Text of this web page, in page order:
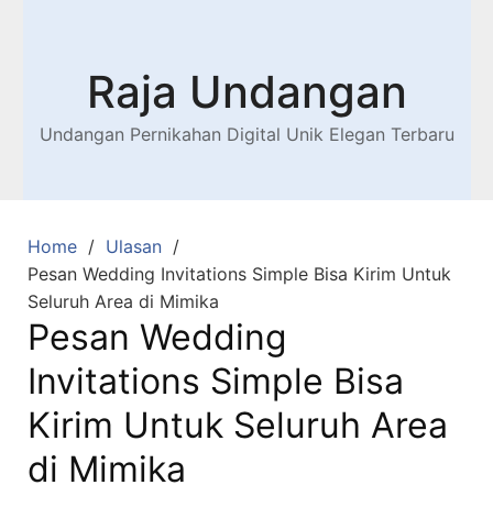
Raja Undangan
Undangan Pernikahan Digital Unik Elegan Terbaru
Home
Ulasan
Pesan Wedding Invitations Simple Bisa Kirim Untuk
Seluruh Area di Mimika
Pesan Wedding
Invitations Simple Bisa
Kirim Untuk Seluruh Area
di Mimika